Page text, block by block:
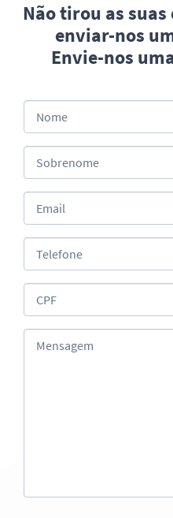
Não tirou as
enviar-nos
Envie-nos
Nome
Sobrenome
Email
Telefone
CPF
Mensagem